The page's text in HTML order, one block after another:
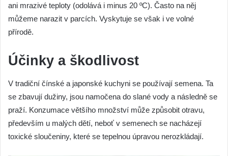
ani mrazivé teploty (odolává i minus 20 ºC). Často na něj
můžeme narazit v parcích. Vyskytuje se však i ve volné
přírodě.
Účinky a škodlivost
V tradiční čínské a japonské kuchyni se používají semena. Ta
se zbavují dužiny, jsou namočena do slané vody a následně se
praží. Konzumace většího množství může způsobit otravu,
především u malých dětí, neboť v semenech se nacházejí
toxické sloučeniny, které se tepelnou úpravou nerozkládají.